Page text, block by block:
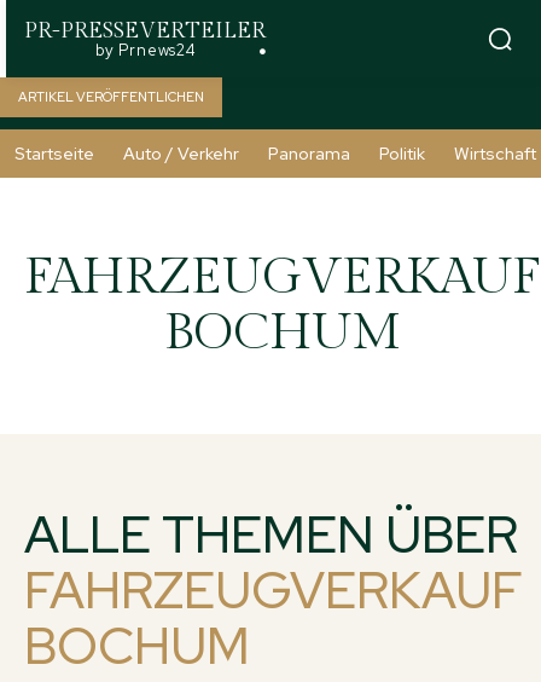
PR-PRESSEVERTEILER
by Prnews24
ARTIKEL VERÖFFENTLICHEN
Startseite Auto / Verkehr Panorama Politik Wirtschaft
FAHRZEUGVERKAUF
BOCHUM
ALLE THEMEN ÜBER
FAHRZEUGVERKAUF
BOCHUM